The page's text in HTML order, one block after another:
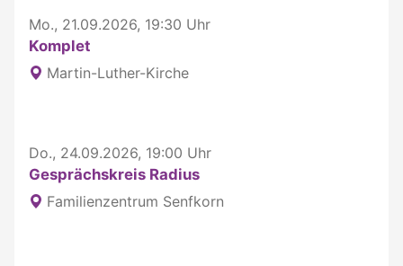
Mo., 21.09.2026, 19:30 Uhr
Komplet
Martin-Luther-Kirche
Do., 24.09.2026, 19:00 Uhr
Gesprächskreis Radius
Familienzentrum Senfkorn